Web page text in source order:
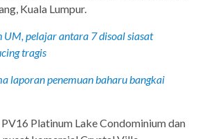
Kuala Lumpur.
UM, pelajar antara 7 disoal siasat
tragis
laporan penemuan baharu bangkai
Platinum Lake Condominium dan